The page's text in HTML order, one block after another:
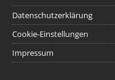
Datenschutzerklärung
Cookie-Einstellungen
Impressum